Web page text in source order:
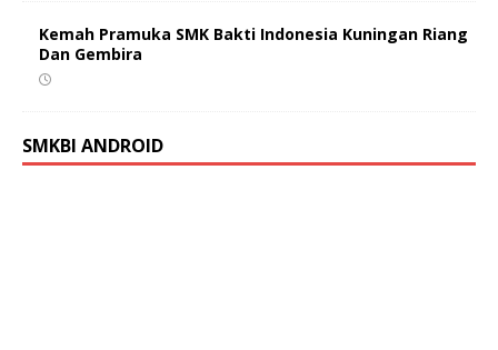
Kemah Pramuka SMK Bakti Indonesia Kuningan Riang
Dan Gembira
SMKBI ANDROID